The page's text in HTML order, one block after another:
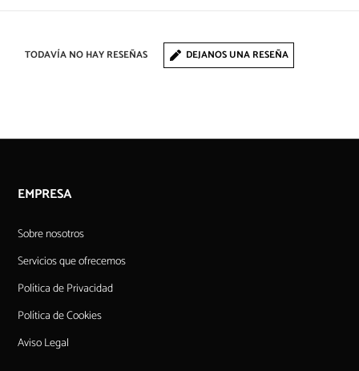
TODAVÍA NO HAY RESEÑAS DEJANOS UNA RESEÑA
EMPRESA
Sobre nosotros
Servicios que ofrecemos
Política de Privacidad
Política de Cookies
Aviso Legal